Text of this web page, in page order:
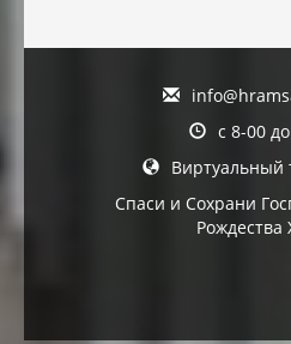
с 8-00
Виртуальный
Спаси и Сохрани